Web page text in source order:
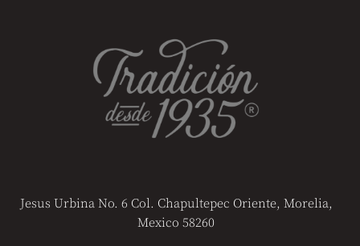
Jesus Urbina No. 6 Col. Chapultepec Oriente, Morelia,
Mexico 58260